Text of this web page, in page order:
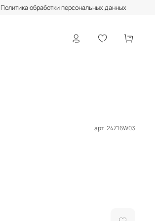
Политика обработки персональных данных
арт.24Z16W03